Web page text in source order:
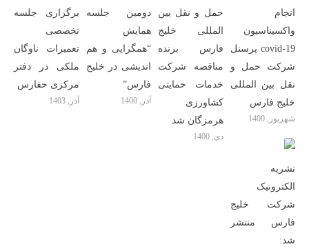
برگزاری جلسه
تخصصی
تعمیرات ناوگان
ملکی در دفتر
مرکزی حفارس
آذر, 1403
دومین جلسه
همایش
“همگرایی و هم
اندیشی در خلیج
فارس”
آذر, 1400
حمل و نقل بین
المللی خلیج
فارس برنده
مناقصه شرکت
خدمات حمایتی
کشاورزی
هرمزگان شد
دی, 1400
انجام
واکسیناسیون
covid-19 پرسنل
شرکت حمل و
نقل بین المللی
خلیج فارس
شهریور, 1400
نشریه
الکترونیک
شرکت خلیج
فارس منتشر
شد: